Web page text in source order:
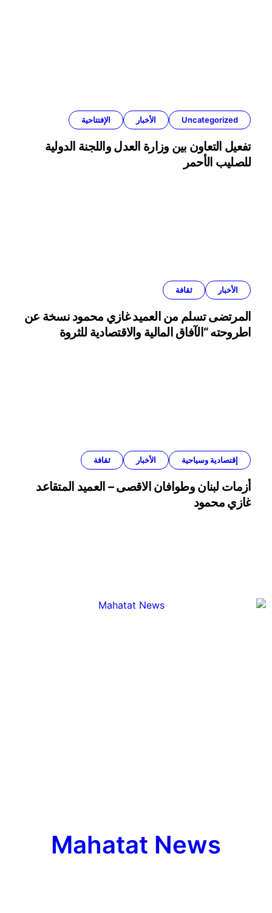
Uncategorized الأخبار الإفتتاحية
تفعيل التعاون بين وزارة العدل واللجنة الدولية
للصليب الأحمر
الأخبار ثقافة
المرتضى تسلم من العميد غازي محمود نسخة عن
اطروحته “الآفاق المالية والاقتصادية للثروة
إقتصادية وسياحية الأخبار ثقافة
أزمات لبنان وطوافان الاقصى – العميد المتقاعد
غازي محمود
Mahatat News